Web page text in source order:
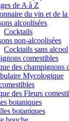
de A à Z
du vin et de
alcoolisées
Cocktails
non-alcoolisées
Cocktails sans alcool
comestibles
des champignons
Mycologique
des Fleurs
botaniques
botaniques